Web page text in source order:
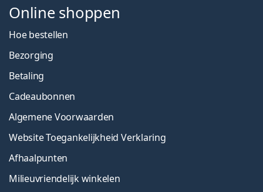
Online shoppen
Hoe bestellen
Bezorging
Betaling
Cadeaubonnen
Algemene Voorwaarden
Website Toegankelijkheid Verklaring
Afhaalpunten
Milieuvriendelijk winkelen